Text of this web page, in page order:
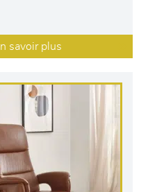
savoir plus